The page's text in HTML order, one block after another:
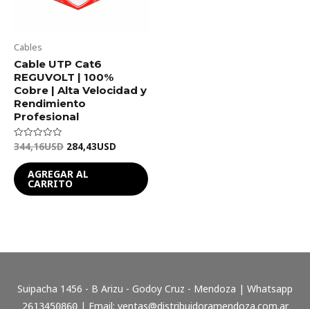
Cables
Cable UTP Cat6
REGUVOLT | 100%
Cobre | Alta Velocidad y
Rendimiento
Profesional
Valorado
de
5
344,16USD 284,43USD
AGREGAR AL
CARRITO
Suipacha 1456 - B Arizu - Godoy Cruz - Mendoza | Whatsapp
2613450860| Email: ventas@distribuidoramendoza.com.ar